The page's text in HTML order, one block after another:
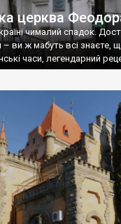
церква
чималий спадок.
– ви ж мабуть всі знаєте,
часи, легендарний